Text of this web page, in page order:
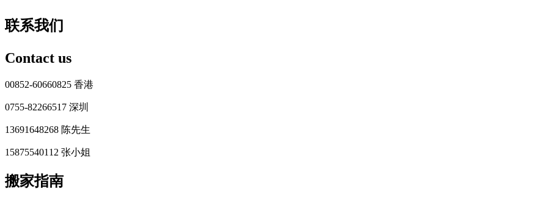
联系我们
Contact us
00852-60660825 香港
0755-82266517 深圳
13691648268 陈先生
15875540112 张小姐
搬家指南